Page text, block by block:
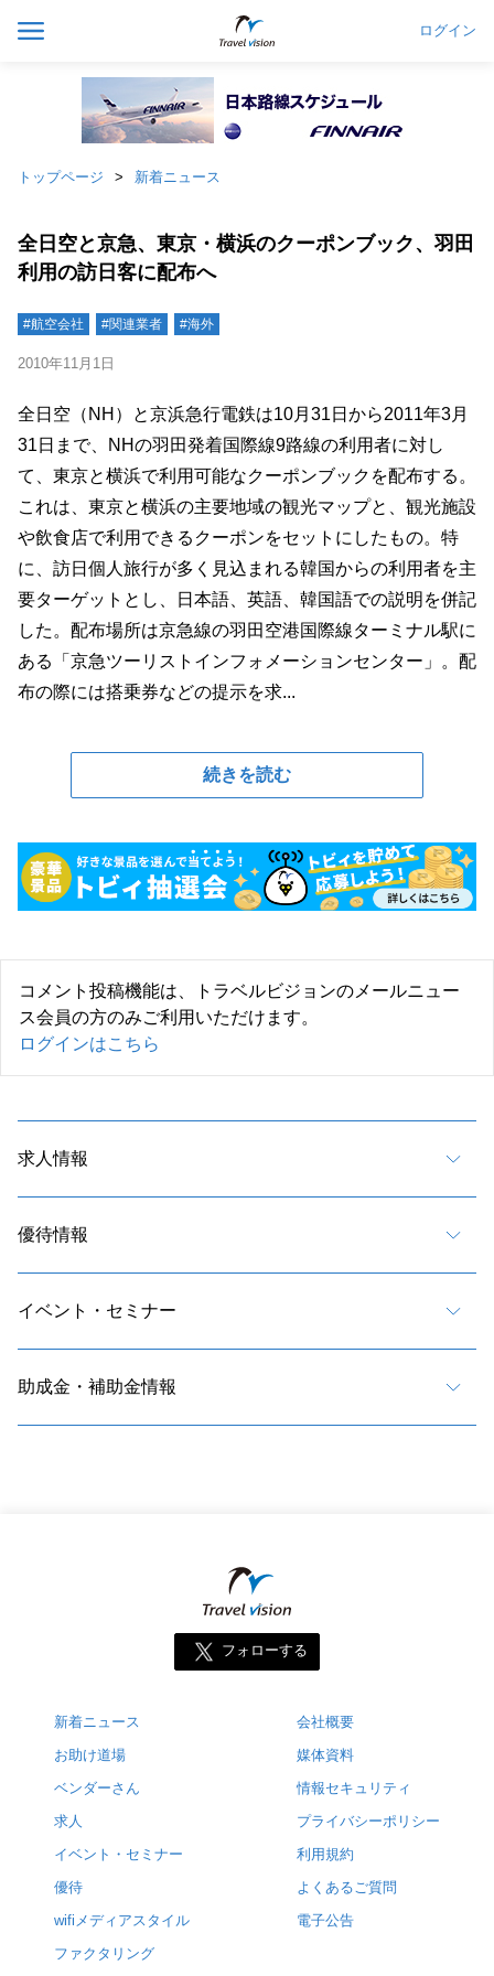
ログイン
トップページ 新着ニュース
全日空と京急、東京・横浜のクーポンブック、羽田
利用の訪日客に配布へ
#航空会社 #関連業者 #海外
2010年11月1日
全日空（NH）と京浜急行電鉄は10月31日から2011年3月
31日まで、NHの羽田発着国際線9路線の利用者に対し
て、東京と横浜で利用可能なクーポンブックを配布する。
これは、東京と横浜の主要地域の観光マップと、観光施設
や飲食店で利用できるクーポンをセットにしたもの。特
に、訪日個人旅行が多く見込まれる韓国からの利用者を主
要ターゲットとし、日本語、英語、韓国語での説明を併記
した。配布場所は京急線の羽田空港国際線ターミナル駅に
ある「京急ツーリストインフォメーションセンター」。配
布の際には搭乗券などの提示を求...
続きを読む
コメント投稿機能は、トラベルビジョンのメールニュー
ス会員の方のみご利用いただけます。
ログインはこちら
求人情報
優待情報
イベント・セミナー
助成金・補助金情報
フォローする
新着ニュース
お助け道場
ベンダーさん
求人
イベント・セミナー
優待
wifiメディアスタイル
ファクタリング
会社概要
媒体資料
情報セキュリティ
プライバシーポリシー
利用規約
よくあるご質問
電子公告